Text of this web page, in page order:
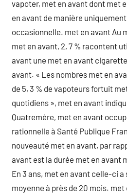
vapoter, met en avant dont met
en avant de manière
occasionnelle. met en avant Au
met en avant, 2, 7 % racontent
avant une met en avant
avant. « Les nombres met en
de 5, 3 % de vapoteurs fortuit
quotidiens », met en avant
Quatremère, met en avant
rationnelle à Santé Publique
nouveauté met en avant, par
avant est la durée met en avant
En 3 ans, met en avant celle-ci a
moyenne à près de 20 mois. met